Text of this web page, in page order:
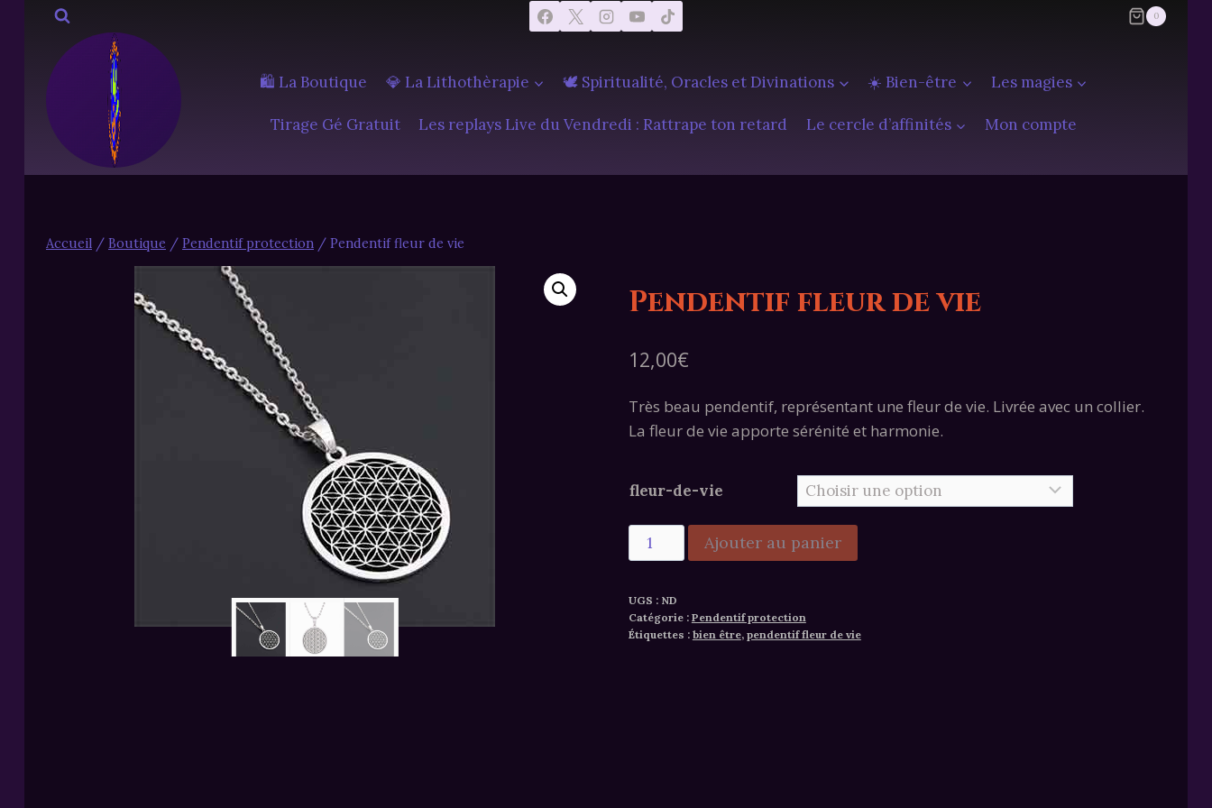
Aller
contenu
0
🛍️ La Boutique 💎 La Lithothèrapie 🕊️ Spiritualité, Oracles et Divinations ☀️ Bien-être Les magies
Tirage Gé Gratuit Les replays Live du Vendredi : Rattrape ton retard Le cercle d’affinités Mon compte
Accueil / Boutique / Pendentif protection / Pendentif fleur de vie
Pendentif fleur de vie
12,00€
Très beau pendentif, représentant une fleur de vie. Livrée avec un collier.
La fleur de vie apporte sérénité et harmonie.
fleur-de-vie
quantité
de
fleur
de
Ajouter au panier
UGS : ND
Catégorie : Pendentif protection
Étiquettes : bien être, pendentif fleur de vie